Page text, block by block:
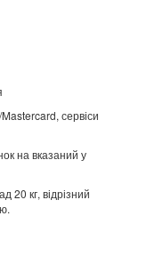
сервіси
на вказаний у
20 кг, відрізний